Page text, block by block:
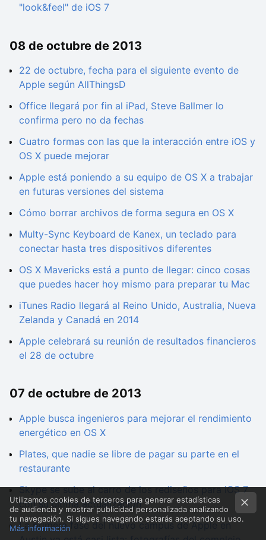
"look&feel" de iOS 7
08 de octubre de 2013
22 de octubre, fecha para el siguiente evento de
Apple según AllThingsD
Office llegará por fin al iPad, Steve Ballmer lo
confirma pero no da fechas
Cuatro formas con las que la interacción entre iOS y
OS X puede mejorar
Apple está poniendo a su equipo de OS X a trabajar
en futuras versiones del sistema
Cómo borrar archivos de forma segura en OS X
Multy-Sync Keyboard de Kanex, un teclado para
conectar hasta tres dispositivos diferentes
OS X Mavericks está a punto de llegar: cinco cosas
que puedes hacer hoy mismo para preparar tu Mac
iTunes Radio llegará al Reino Unido, Australia, Nueva
Zelanda y Canadá en 2014
Apple celebrará su reunión de resultados financieros
el 28 de octubre
07 de octubre de 2013
Apple busca ingenieros para mejorar el rendimiento
energético en OS X
Plates, que nadie se libre de pagar su parte en el
restaurante
Skype se sube al carro de los rediseños para iOS 7
con su última actualización
La primera fase del nuevo campus de Apple en
Utilizamos cookies de terceros para generar estadísticas
de audiencia y mostrar publicidad personalizada analizando
tu navegación. Si sigues navegando estarás aceptando su uso.
Más información